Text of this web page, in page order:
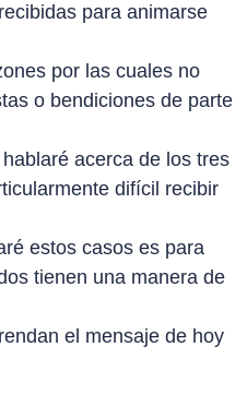
para animarse
por las cuales no
o bendiciones de parte
acerca de los tres
difícil recibir
estos casos es para
tienen una manera de
el mensaje de hoy